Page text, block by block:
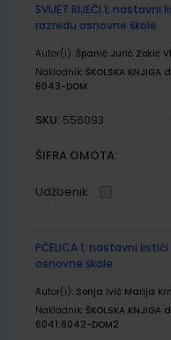
SVIJET RIJEČI 1;
razredu osnovne škole
Autor(i): Španić Jurić Zokić
Nakladnik: ŠKOLSKA KNJIGA
6043-DOM
SKU: 556093
ŠIFRA OMOTA:
Udžbenik
PČELICA 1; nastavni
osnovne škole
Autor(i): Sonja Ivić Marija
Nakladnik: ŠKOLSKA KNJIGA
6041;6042-DOM2